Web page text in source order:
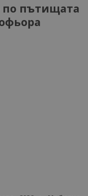
по пътищата